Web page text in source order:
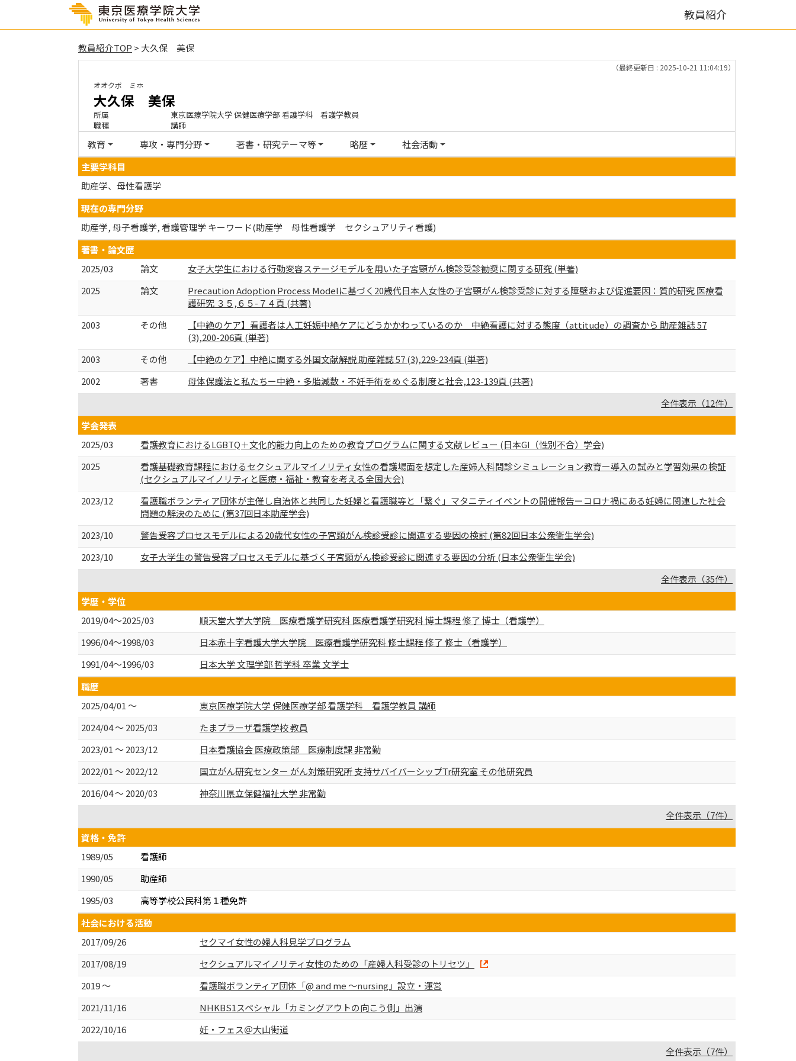
教員紹介
教員紹介TOP > 大久保 美保
（最終更新日 : 2025-10-21 11:04:19）
オオクボ ミホ
大久保 美保
所属
東京医療学院大学 保健医療学部 看護学科 看護学教員
職種
講師
教育 専攻・専門分野 著書・研究テーマ等 略歴
社会活動
主要学科目
助産学、母性看護学
現在の専門分野
助産学, 母子看護学, 看護管理学 キーワード(助産学 母性看護学 セクシュアリティ看護)
著書・論文歴
2025/03
論文
女子大学生における行動変容ステージモデルを用いた子宮頸がん検診受診勧奨に関する研究 (単著)
2025
論文
Precaution Adoption Process Modelに基づく20歳代日本人女性の子宮頸がん検診受診に対する障壁および促進要因：質的研究 医療看
護研究 ３５,６５-７４頁 (共著)
2003
その他
【中絶のケア】看護者は人工妊娠中絶ケアにどうかかわっているのか 中絶看護に対する態度（attitude）の調査から 助産雑誌 57
(3),200-206頁 (単著)
2003
その他
【中絶のケア】中絶に関する外国文献解説 助産雑誌 57 (3),229-234頁 (単著)
2002
著書
母体保護法と私たちー中絶・多胎減数・不妊手術をめぐる制度と社会,123-139頁 (共著)
全件表示（12件）
学会発表
2025/03
看護教育におけるLGBTQ＋文化的能力向上のための教育プログラムに関する文献レビュー (日本GI（性別不合）学会)
2025
看護基礎教育課程におけるセクシュアルマイノリティ女性の看護場面を想定した産婦人科問診シミュレーション教育ー導入の試みと学習効果の検証
(セクシュアルマイノリティと医療・福祉・教育を考える全国大会)
2023/12
看護職ボランティア団体が主催し自治体と共同した妊婦と看護職等と「繋ぐ」マタニティイベントの開催報告ーコロナ禍にある妊婦に関連した社会
問題の解決のために (第37回日本助産学会)
2023/10
警告受容プロセスモデルによる20歳代女性の子宮頸がん検診受診に関連する要因の検討 (第82回日本公衆衛生学会)
2023/10
女子大学生の警告受容プロセスモデルに基づく子宮頸がん検診受診に関連する要因の分析 (日本公衆衛生学会)
全件表示（35件）
学歴・学位
2019/04～2025/03
順天堂大学大学院 医療看護学研究科 医療看護学研究科 博士課程 修了 博士（看護学）
1996/04～1998/03
日本赤十字看護大学大学院 医療看護学研究科 修士課程 修了 修士（看護学）
1991/04～1996/03
日本大学 文理学部 哲学科 卒業 文学士
職歴
2025/04/01 ～
東京医療学院大学 保健医療学部 看護学科 看護学教員 講師
2024/04 ～ 2025/03
たまプラーザ看護学校 教員
2023/01 ～ 2023/12
日本看護協会 医療政策部 医療制度課 非常勤
2022/01 ～ 2022/12
国立がん研究センター がん対策研究所 支持サバイバーシップTr研究室 その他研究員
2016/04 ～ 2020/03
神奈川県立保健福祉大学 非常勤
全件表示（7件）
資格・免許
1989/05
看護師
1990/05
助産師
1995/03
高等学校公民科第１種免許
社会における活動
2017/09/26
セクマイ女性の婦人科見学プログラム
2017/08/19
セクシュアルマイノリティ女性のための「産婦人科受診のトリセツ」
2019 ～
看護職ボランティア団体「@ and me ～nursing」設立・運営
2021/11/16
NHKBS1スペシャル「カミングアウトの向こう側」出演
2022/10/16
妊・フェス＠大山街道
全件表示（7件）